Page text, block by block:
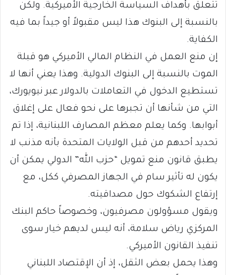
تتعلق بأهداف السياسة الخارجية الأميركية. ولكن
بالنسبة إلى البنوك هذا ليس مقبولاً أو جيداً بما فيه
الكفاية.
إن منع العمل في النظام المالي الأميركي هو قبلة
الموت بالنسبة إلى البنوك الدولية. وهذا يعني أنها لا
تستطيع الدخول في التعاملات بالدولار عبر نيويورك،
التي من شأنها أن تجبرها على نحو فعال على إغلاق
أبوابها. وكما يعلم معظم المصارف اللبنانية، إذا تم
تحديد أحدهم من قبل الولايات المتحدة بأنه مذنب لا
يطبق قانون منع تمويل “حزب الله” الدولي يمكن أن
يكون له تأثير سام في الجهاز المصرفي ككل، مع
إرتفاع الشكوك حول مصداقيته.
ويقول مسؤولون مصرفيون، وخصوصاً حاكم البنك
المركزي رياض سلامة، أنه ليس لديهم خيار سوى
تنفيذ القانون الأميركي.
وهذا يحمل بعض الثقل، إذ أن الإقتصاد اللبناني